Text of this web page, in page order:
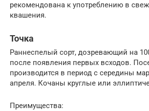
рекомендована к употреблению в
квашения.
Точка
Раннеспелый сорт, дозревающий на
после появления первых всходов.
производится в период с середины
апреля. Кочаны круглые или
Преимущества: